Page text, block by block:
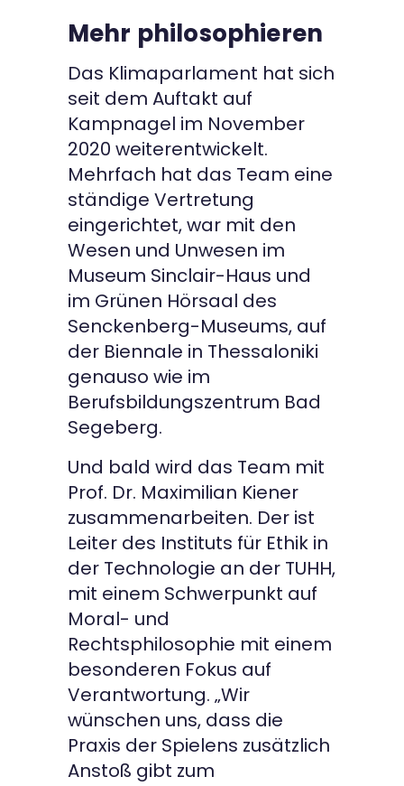
Mehr philosophieren
Das Klimaparlament hat sich
seit dem Auftakt auf
Kampnagel im November
2020 weiterentwickelt.
Mehrfach hat das Team eine
ständige Vertretung
eingerichtet, war mit den
Wesen und Unwesen im
Museum Sinclair-Haus und
im Grünen Hörsaal des
Senckenberg-Museums, auf
der Biennale in Thessaloniki
genauso wie im
Berufsbildungszentrum Bad
Segeberg.
Und bald wird das Team mit
Prof. Dr. Maximilian Kiener
zusammenarbeiten. Der ist
Leiter des Instituts für Ethik in
der Technologie an der TUHH,
mit einem Schwerpunkt auf
Moral- und
Rechtsphilosophie mit einem
besonderen Fokus auf
Verantwortung. „Wir
wünschen uns, dass die
Praxis der Spielens zusätzlich
Anstoß gibt zum